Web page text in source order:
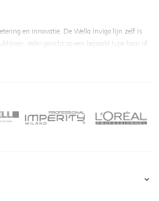
en innovatie. De Wella Invigo lijn zelf is
ieder gericht op een bepaald type haar of
BB Spray
fijn en normaal haar
weerbarstig haar